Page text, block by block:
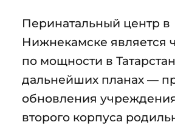
Перинатальный центр в
Нижнекамске является
по мощности в
дальнейших планах —
обновления
второго корпуса